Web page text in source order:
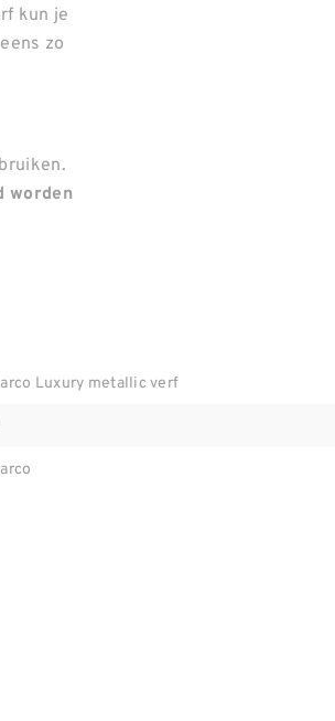
kun je
zo
worden
Luxury metallic verf